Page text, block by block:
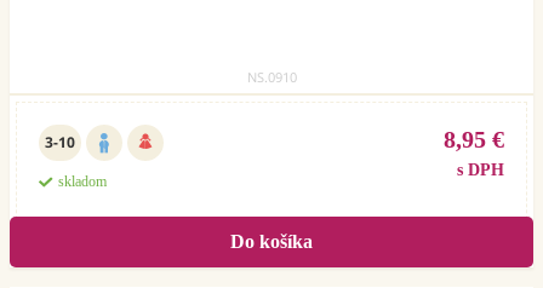
NS.0910
3-10
skladom
8,95 €
s DPH